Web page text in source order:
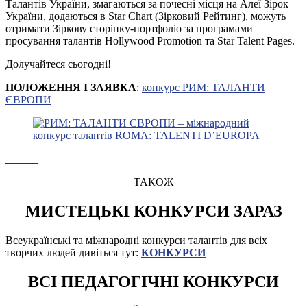
Талантів України, змагаються за почесні місця на Алеї Зірок
України, додаються в Star Chart (Зірковий Рейтинг), можуть
отримати Зіркову сторінку-портфоліо за програмами
просування талантів Hollywood Promotion та Star Talent Pages.
Долучайтеся сьогодні!
ПОЛОЖЕННЯ І ЗАЯВКА: конкурс РИМ: ТАЛАНТИ
ЄВРОПИ
ТАКОЖ
МИСТЕЦЬКІ КОНКУРСИ ЗАРАЗ
Всеукраїнські та міжнародні конкурси талантів для всіх
творчих людей дивіться тут: КОНКУРСИ
ВСІ ПЕДАГОГІЧНІ КОНКУРСИ